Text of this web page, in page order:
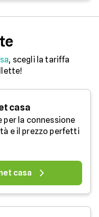
, scegli la tariffa
casa
la connessione
e il prezzo perfetti
casa